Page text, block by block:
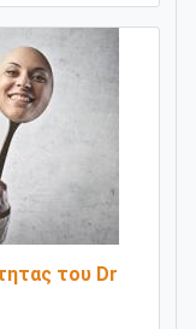
του Dr